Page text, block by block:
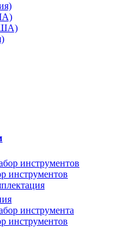
инструментов
инструментов
инструмента
инструментов